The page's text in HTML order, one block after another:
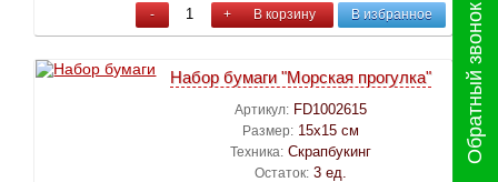
- + В корзину В избранное
Набор бумаги "Морская прогулка"
Артикул: FD1002615
Размер: 15х15 см
Техника: Скрапбукинг
Остаток: 3 ед.
Обратный звонок